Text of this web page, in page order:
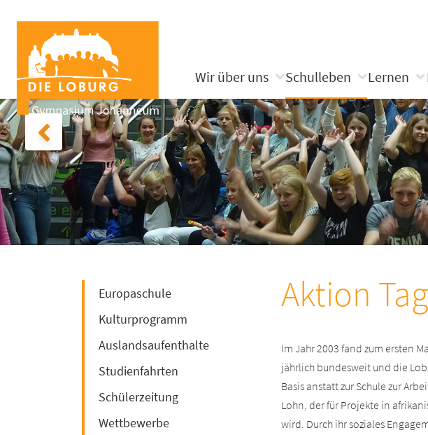
Wir über uns Schulleben Lernen
Europaschule
Kulturprogramm
Auslandsaufenthalte
Studienfahrten
Schülerzeitung
Wettbewerbe
Aktion
Im Jahr 2003 fand zum ersten
jährlich bundesweit und die
Basis anstatt zur Schule zur
Lohn, der für Projekte in
wird. Durch ihr soziales